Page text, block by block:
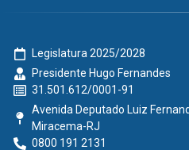
Legislatura 2025/2028
Presidente Hugo Fernandes
31.501.612/0001-91
Avenida Deputado Luiz
Miracema-RJ
0800 191 2131